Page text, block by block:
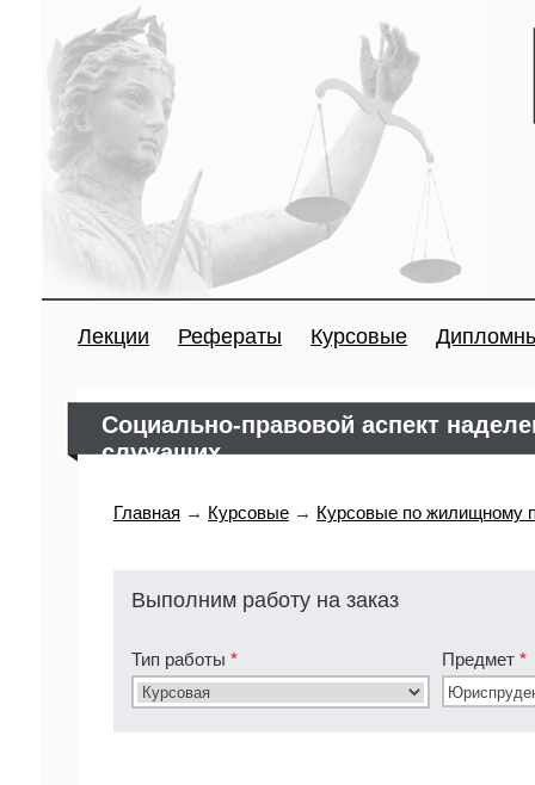
Лекции Рефераты Курсовые
Социально-правовой аспект
служащих
Главная → Курсовые → Курсовые по жилищному
Выполним работу на заказ
Тип работы * Предмет *